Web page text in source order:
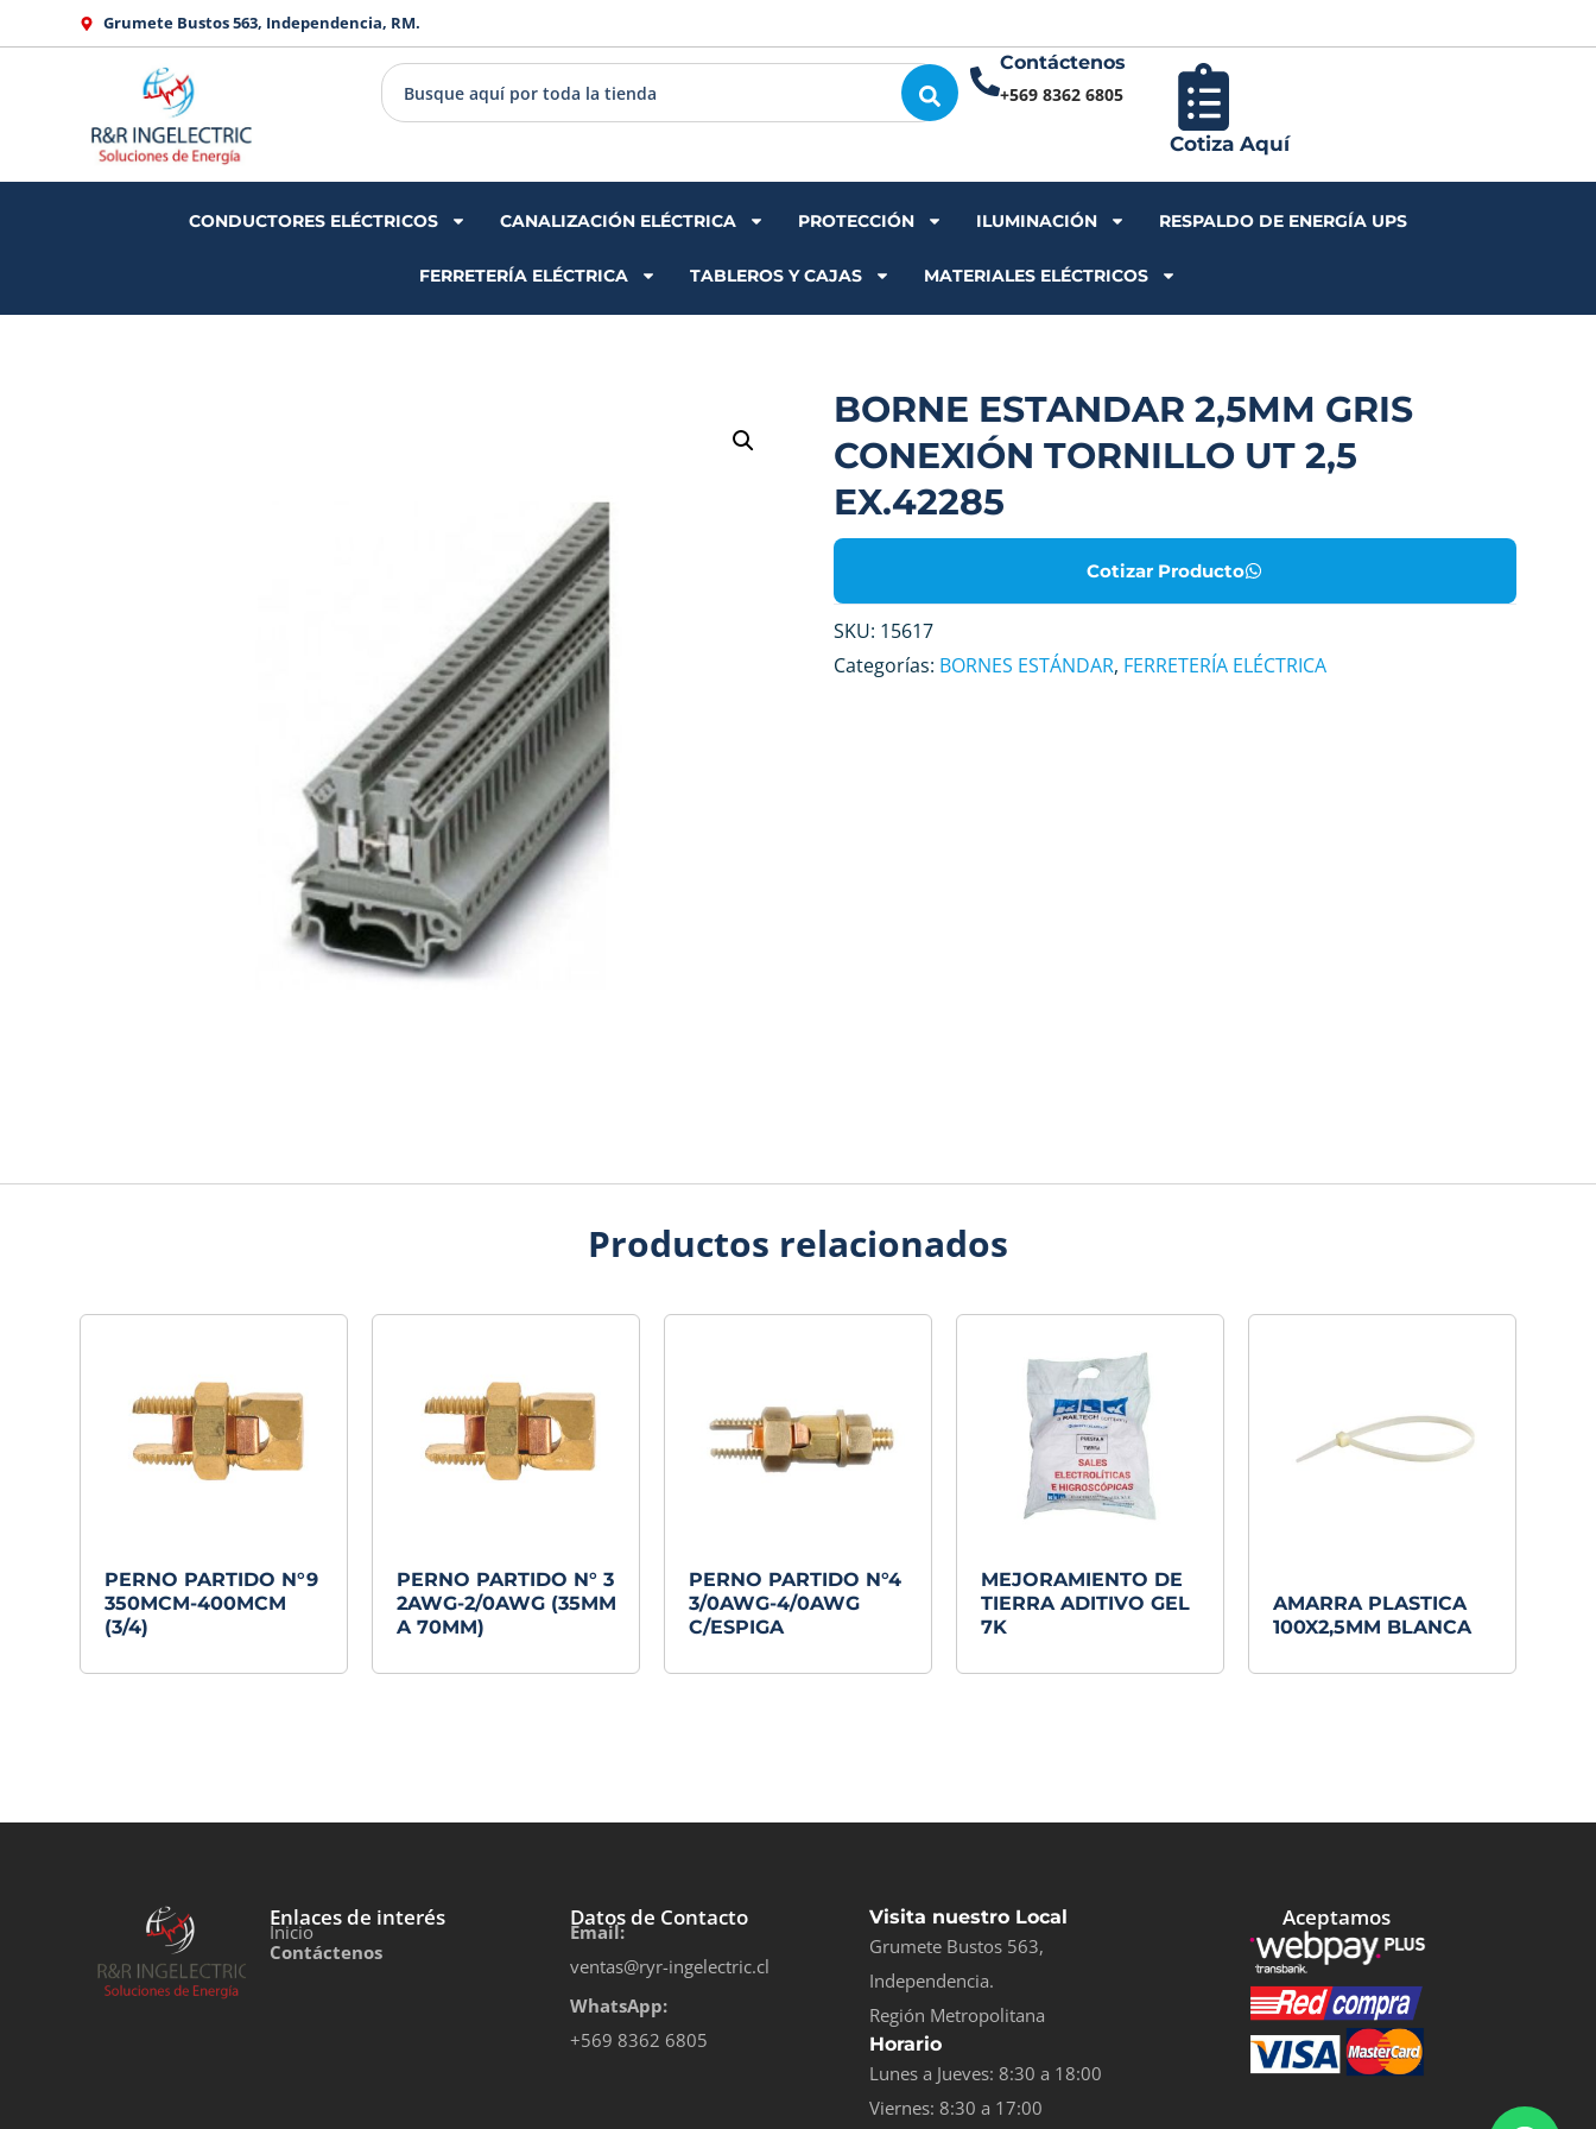
al
Grumete Bustos 563, Independencia, RM.
Contáctenos
+569 8362 6805
Cotiza Aquí
CONDUCTORES ELÉCTRICOS CANALIZACIÓN ELÉCTRICA PROTECCIÓN ILUMINACIÓN RESPALDO DE ENERGÍA UPS
FERRETERÍA ELÉCTRICA TABLEROS Y CAJAS MATERIALES ELÉCTRICOS
BORNE ESTANDAR 2,5MM GRIS
CONEXIÓN TORNILLO UT 2,5
EX.42285
Cotizar Producto
SKU: 15617
Categorías: BORNES ESTÁNDAR, FERRETERÍA ELÉCTRICA
Productos relacionados
PERNO PARTIDO N°9
350MCM-400MCM
(3/4)
PERNO PARTIDO N° 3
2AWG-2/0AWG (35MM
A 70MM)
PERNO PARTIDO N°4
3/0AWG-4/0AWG
C/ESPIGA
MEJORAMIENTO DE
TIERRA ADITIVO GEL
7K
AMARRA PLASTICA
100X2,5MM BLANCA
Enlaces de interés
Inicio
Contáctenos
Datos de Contacto
Email:
ventas@ryr-ingelectric.cl
WhatsApp:
+569 8362 6805
Visita nuestro Local
Grumete Bustos 563,
Independencia.
Región Metropolitana
Horario
Lunes a Jueves: 8:30 a 18:00
Viernes: 8:30 a 17:00
Aceptamos